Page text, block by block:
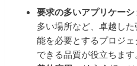
要求の多いアプリケーシ
多い場所など、卓越し
能を必要とするプロジ
できる品質が役立ちます